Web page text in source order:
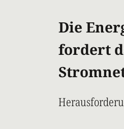
Die
fordert